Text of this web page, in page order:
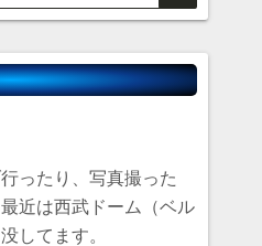
ったり、写真撮った
近は西武ドーム（ベル
してます。